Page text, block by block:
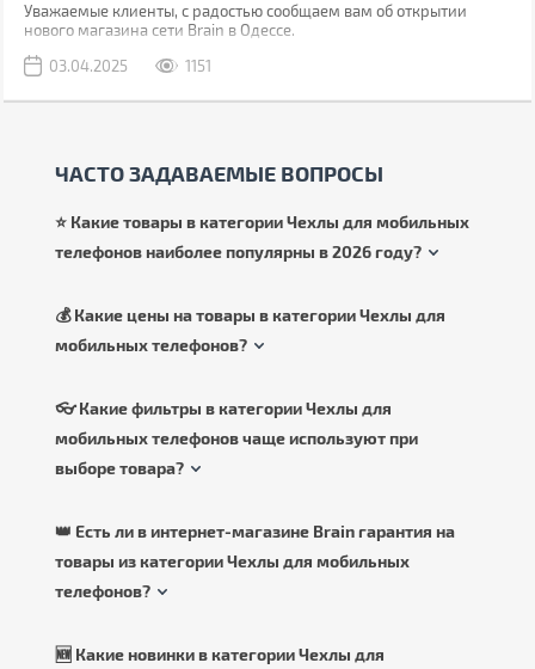
Уважаемые клиенты, с радостью сообщаем вам об открытии
нового магазина сети Brain в Одессе.
03.04.2025
1151
ЧАСТО ЗАДАВАЕМЫЕ ВОПРОСЫ
⭐ Какие товары в категории Чехлы для мобильных
телефонов наиболее популярны в 2026 году?
💰 Какие цены на товары в категории Чехлы для
мобильных телефонов?
👓 Какие фильтры в категории Чехлы для
мобильных телефонов чаще используют при
выборе товара?
👑 Есть ли в интернет-магазине Brain гарантия на
товары из категории Чехлы для мобильных
телефонов?
🆕 Какие новинки в категории Чехлы для